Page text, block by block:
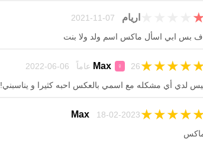
اريام ★
بس ابي اسأل ماكس اسم ولد ولا بنت
Max ♀ 26 عاماً 06-06-2022 ★
★
★
★
لدي أي مشكله مع اسمي بالعكس احبه كثيرا و يناسبني!
Max18-02-2023 ★
★
★
★